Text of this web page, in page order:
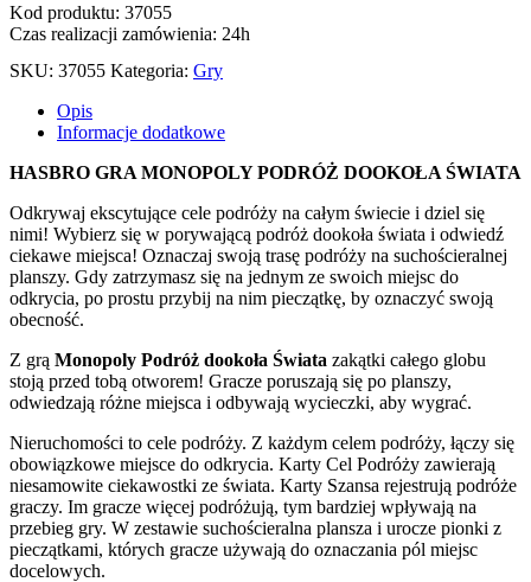
Kod produktu: 37055
Czas realizacji zamówienia: 24h
SKU: 37055 Kategoria: Gry
Opis
Informacje dodatkowe
HASBRO GRA MONOPOLY PODRÓŻ DOOKOŁA ŚWIATA
Odkrywaj ekscytujące cele podróży na całym świecie i dziel się
nimi! Wybierz się w porywającą podróż dookoła świata i odwiedź
ciekawe miejsca! Oznaczaj swoją trasę podróży na suchościeralnej
planszy. Gdy zatrzymasz się na jednym ze swoich miejsc do
odkrycia, po prostu przybij na nim pieczątkę, by oznaczyć swoją
obecność.
Z grą Monopoly Podróż dookoła Świata zakątki całego globu
stoją przed tobą otworem! Gracze poruszają się po planszy,
odwiedzają różne miejsca i odbywają wycieczki, aby wygrać.
Nieruchomości to cele podróży. Z każdym celem podróży, łączy się
obowiązkowe miejsce do odkrycia. Karty Cel Podróży zawierają
niesamowite ciekawostki ze świata. Karty Szansa rejestrują podróże
graczy. Im gracze więcej podróżują, tym bardziej wpływają na
przebieg gry. W zestawie suchościeralna plansza i urocze pionki z
pieczątkami, których gracze używają do oznaczania pól miejsc
docelowych.